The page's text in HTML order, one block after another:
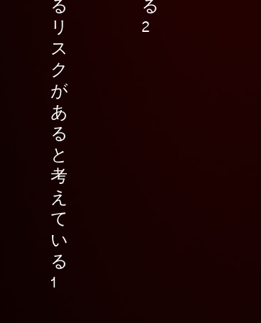
る
リ
ス
ク
が
あ
る
と
考
え
て
い
る
1
る
2